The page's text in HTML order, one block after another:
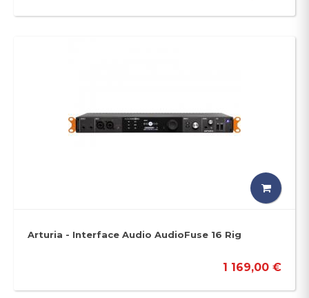
Arturia - Interface Audio AudioFuse 16 Rig
1 169,00 €